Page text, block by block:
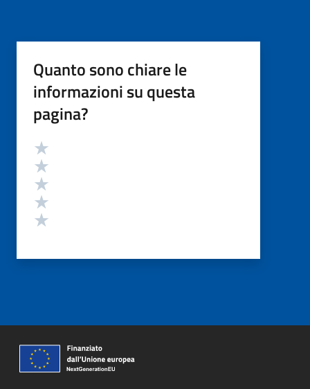
Quanto sono chiare le
informazioni su questa
pagina?
Valutazione